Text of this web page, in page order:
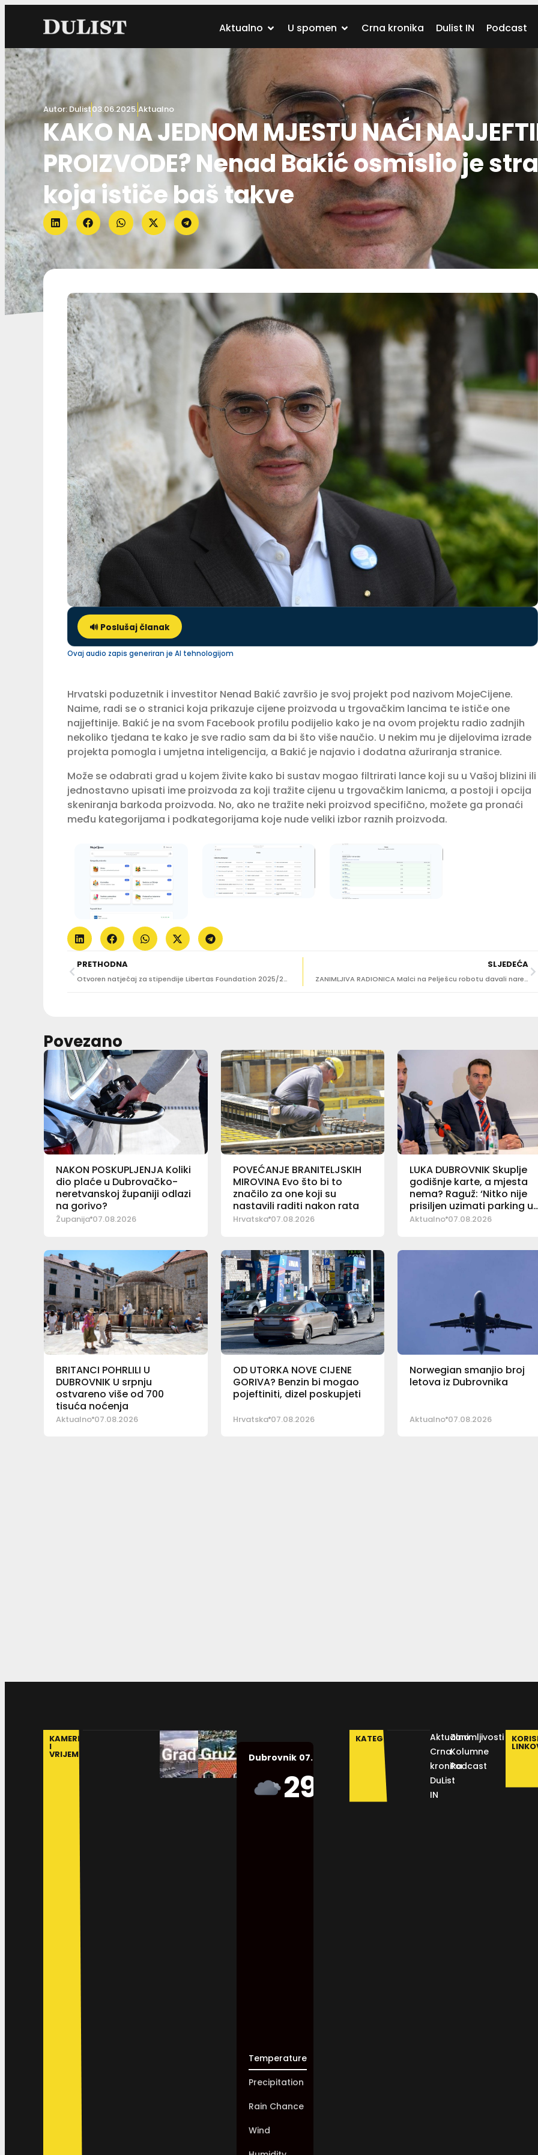
Aktualno U spomen Crna kronika Dulist IN Podcast
Autor:Dulist03.06.2025.Aktualno
KAKO NA JEDNOM MJESTU NAĆI
PROIZVODE? Nenad Bakić osmislio je
koja ističe baš takve
🔊 Poslušaj članak
Ovaj audio zapis generiran je AI tehnologijom
Hrvatski poduzetnik i investitor Nenad Bakić završio je svoj projekt pod nazivom MojeCijene.
Naime, radi se o stranici koja prikazuje cijene proizvoda u trgovačkim lancima te ističe one
najjeftinije. Bakić je na svom Facebook profilu podijelio kako je na ovom projektu radio zadnjih
nekoliko tjedana te kako je sve radio sam da bi što više naučio. U nekim mu je dijelovima izrade
projekta pomogla i umjetna inteligencija, a Bakić je najavio i dodatna ažuriranja stranice.
Može se odabrati grad u kojem živite kako bi sustav mogao filtrirati lance koji su u Vašoj blizini ili
jednostavno upisati ime proizvoda za koji tražite cijenu u trgovačkim lanicma, a postoji i opcija
skeniranja barkoda proizvoda. No, ako ne tražite neki proizvod specifično, možete ga pronaći
među kategorijama i podkategorijama koje nude veliki izbor raznih proizvoda.
PRETHODNA
Otvoren natječaj za stipendije Libertas Foundation 2025/2026
SLJEDEĆA
ZANIMLJIVA RADIONICA Malci na Pelješcu robotu davali naredbe za čučnjeve, kolut unaprijed, plesanje…
Povezano
NAKON POSKUPLJENJA Koliki
dio plaće u Dubrovačko-
neretvanskoj županiji odlazi
na gorivo?
Županija 07.08.2026
POVEĆANJE BRANITELJSKIH
MIROVINA Evo što bi to
značilo za one koji su
nastavili raditi nakon rata
Hrvatska 07.08.2026
LUKA DUBROVNIK Skuplje
godišnje karte, a mjesta
nema? Raguž: ‘Nitko nije
prisiljen uzimati parking u
Luci’
Aktualno 07.08.2026
BRITANCI POHRLILI U
DUBROVNIK U srpnju
ostvareno više od 700
tisuća noćenja
Aktualno 07.08.2026
OD UTORKA NOVE CIJENE
GORIVA? Benzin bi mogao
pojeftiniti, dizel poskupjeti
Hrvatska 07.08.2026
Norwegian smanjio broj
letova iz Dubrovnika
Aktualno 07.08.2026
KAMERE
I
VRIJEME Dubrovnik 07.08.2026.
29
Humidity:
Temperature
Precipitation
Rain Chance
Wind
KATEGORIJE
Aktualno
Crna
kronika
DuList
IN
Zanimljivosti
Kolumne
Podcast